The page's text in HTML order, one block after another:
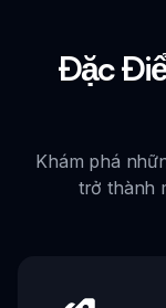
Đặc
Khám phá
trở thành